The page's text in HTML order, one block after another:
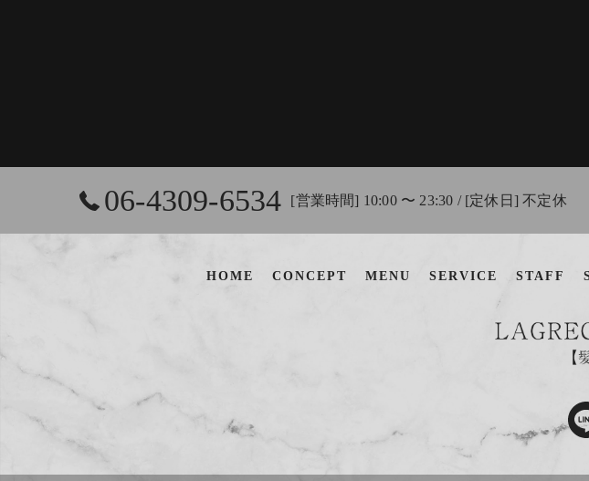
06-4309-6534 [営業時間] 10:00 〜 23:30 / [定休日] 不定休
HOME CONCEPT MENU SERVICE STAFF